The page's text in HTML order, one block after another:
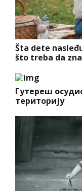
Šta dete
što treba da
Гутереш
територију